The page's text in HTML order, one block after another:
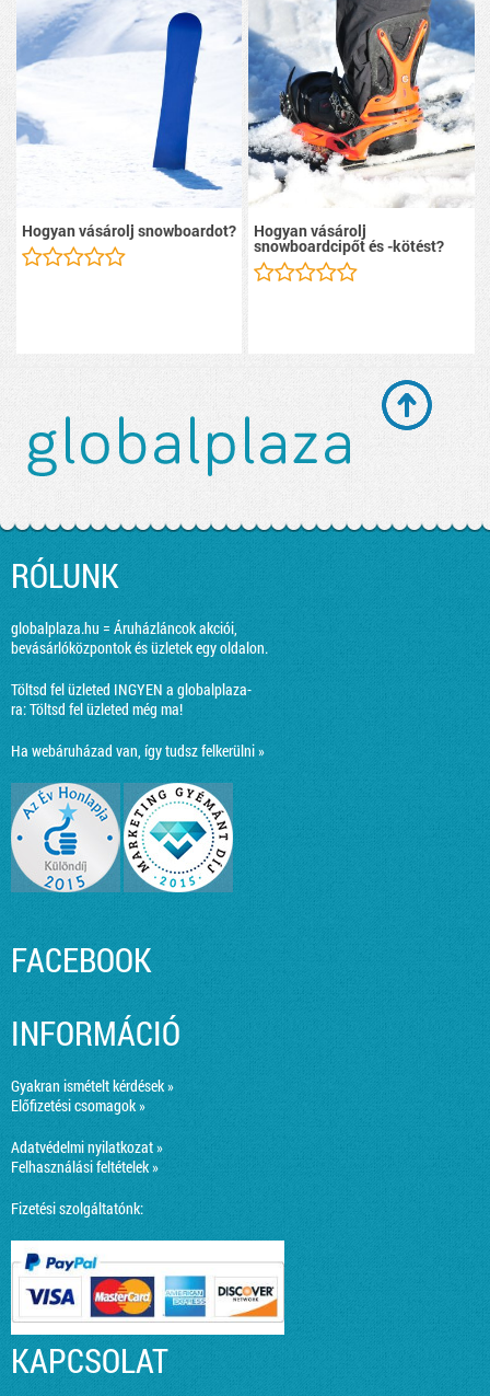
Hogyan vásárolj snowboardot? Hogyan vásárolj
snowboardcipőt és -kötést?
RÓLUNK
globalplaza.hu = Áruházláncok akciói,
bevásárlóközpontok és üzletek egy oldalon.
Töltsd fel üzleted INGYEN a globalplaza-
ra:Töltsd fel üzleted még ma!
Ha webáruházad van, így tudsz felkerülni »
FACEBOOK
INFORMÁCIÓ
Gyakran ismételt kérdések »
Előfizetési csomagok »
Adatvédelmi nyilatkozat »
Felhasználási feltételek »
Fizetési szolgáltatónk:
KAPCSOLAT